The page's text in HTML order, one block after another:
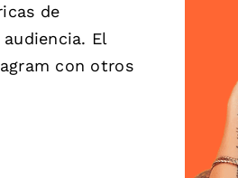
de
El
con otros